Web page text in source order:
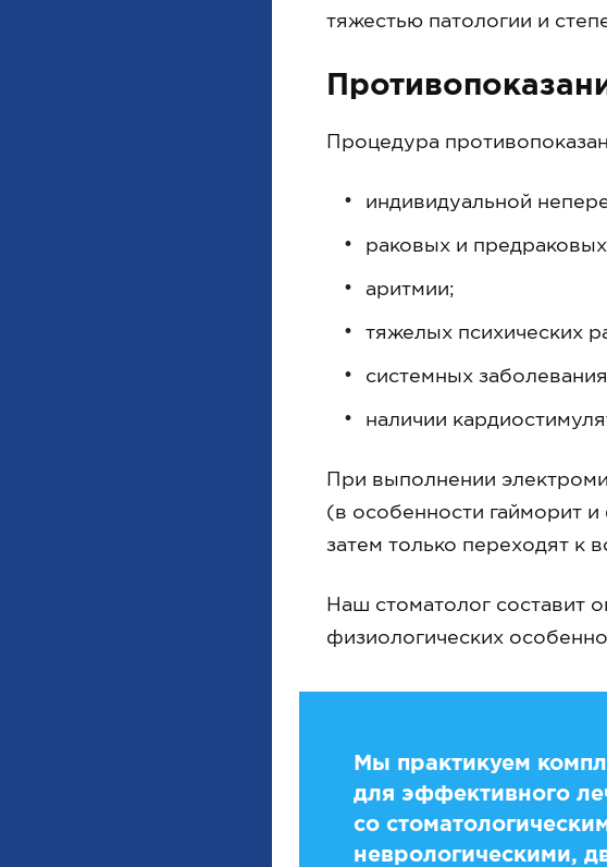
тяжестью патологии и
Процедура
индивидуальной
раковых и
аритмии;
тяжелых психических
системных
наличии
При выполнении
(в особенности гайморит
затем только переходят к
Наш стоматолог составит
физиологических
Мы практикуем
для эффективного
со
неврологическими,